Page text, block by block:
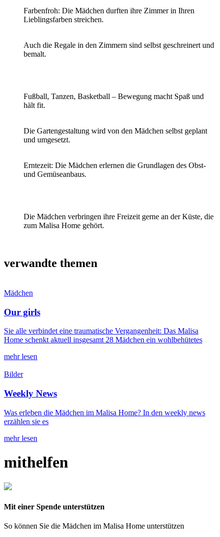
Farbenfroh: Die Mädchen durften ihre Zimmer in Ihren
Lieblingsfarben streichen.
Auch die Regale in den Zimmern sind selbst geschreinert und
bemalt.
Fußball, Tanzen, Basketball – Bewegung macht Spaß und
hält fit.
Die Gartengestaltung wird von den Mädchen selbst geplant
und umgesetzt.
Erntezeit: Die Mädchen erlernen die Grundlagen des Obst-
und Gemüseanbaus.
Die Mädchen verbringen ihre Freizeit gerne an der Küste, die
zum Malisa Home gehört.
verwandte themen
Mädchen
Our girls
Sie alle verbindet eine traumatische Vergangenheit: Das Malisa
Home schenkt aktuell insgesamt 28 Mädchen ein wohlbehütetes
mehr lesen
Bilder
Weekly News
Was erleben die Mädchen im Malisa Home? In den weekly news
erzählen sie es
mehr lesen
mithelfen
Mit einer Spende unterstützen
So können Sie die Mädchen im Malisa Home unterstützen